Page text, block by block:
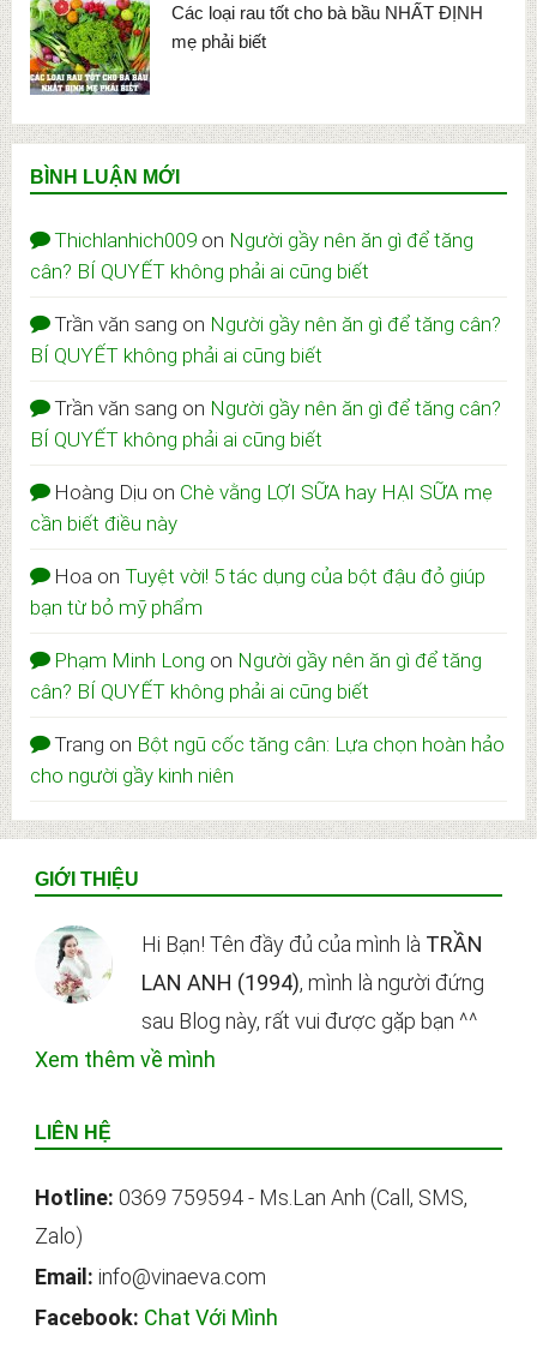
Các loại rau tốt cho bà bầu NHẤT ĐỊNH
mẹ phải biết
BÌNH LUẬN MỚI
Thichlanhich009on Người gầy nên ăn gì để tăng
cân? BÍ QUYẾT không phải ai cũng biết
Trần văn sang on Người gầy nên ăn gì để tăng cân?
BÍ QUYẾT không phải ai cũng biết
Trần văn sang on Người gầy nên ăn gì để tăng cân?
BÍ QUYẾT không phải ai cũng biết
Hoàng Dịu on Chè vằng LỢI SỮA hay HẠI SỮA mẹ
cần biết điều này
Hoaon Tuyệt vời! 5 tác dụng của bột đậu đỏ giúp
bạn từ bỏ mỹ phẩm
Phạm Minh Long on Người gầy nên ăn gì để tăng
cân? BÍ QUYẾT không phải ai cũng biết
Trang on Bột ngũ cốc tăng cân: Lựa chọn hoàn hảo
cho người gầy kinh niên
Footer
GIỚI THIỆU
Hi Bạn! Tên đầy đủ của mình là TRẦN
LAN ANH (1994), mình là người đứng
sau Blog này, rất vui được gặp bạn ^^
Xem thêm về mình
LIÊN HỆ
Hotline: 0369 759594 - Ms.Lan Anh (Call, SMS,
Zalo)
Email: info@vinaeva.com
Facebook: Chat Với Mình